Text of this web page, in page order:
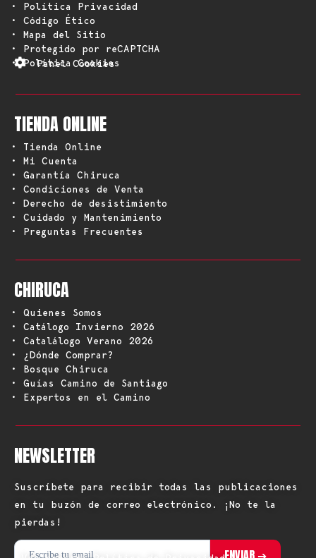
• Política Privacidad
• Código Ético
• Mapa del Sitio
• Protegido por reCAPTCHA
• Política Cookies
Panel Cookies
TIENDA ONLINE
• Tienda Online
• Mi Cuenta
• Garantía Chiruca
• Condiciones de Venta
• Derecho de desistimiento
• Cuidado y Mantenimiento
• Preguntas Frecuentes
CHIRUCA
• Quienes Somos
• Catálogo Invierno 2026
• Catalálogo Verano 2026
• ¿Dónde Comprar?
• Bosque Chiruca
• Guías Camino de Santiago
• Expertos en el Camino
NEWSLETTER
Suscríbete para recibir todas las publicaciones
en tu buzón de correo electrónico. ¡No te la
pierdas!